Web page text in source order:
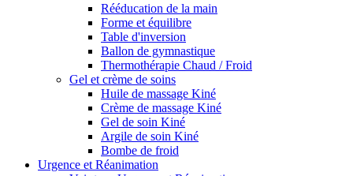
Rééducation de la main
Forme et équilibre
Table d'inversion
Ballon de gymnastique
Thermothérapie Chaud / Froid
Gel et crème de soins
Huile de massage Kiné
Crème de massage Kiné
Gel de soin Kiné
Argile de soin Kiné
Bombe de froid
Urgence et Réanimation